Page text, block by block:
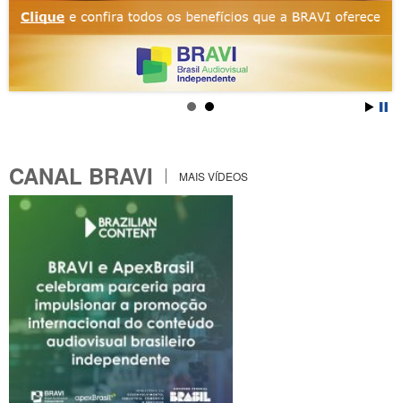
CANAL BRAVI MAIS VÍDEOS